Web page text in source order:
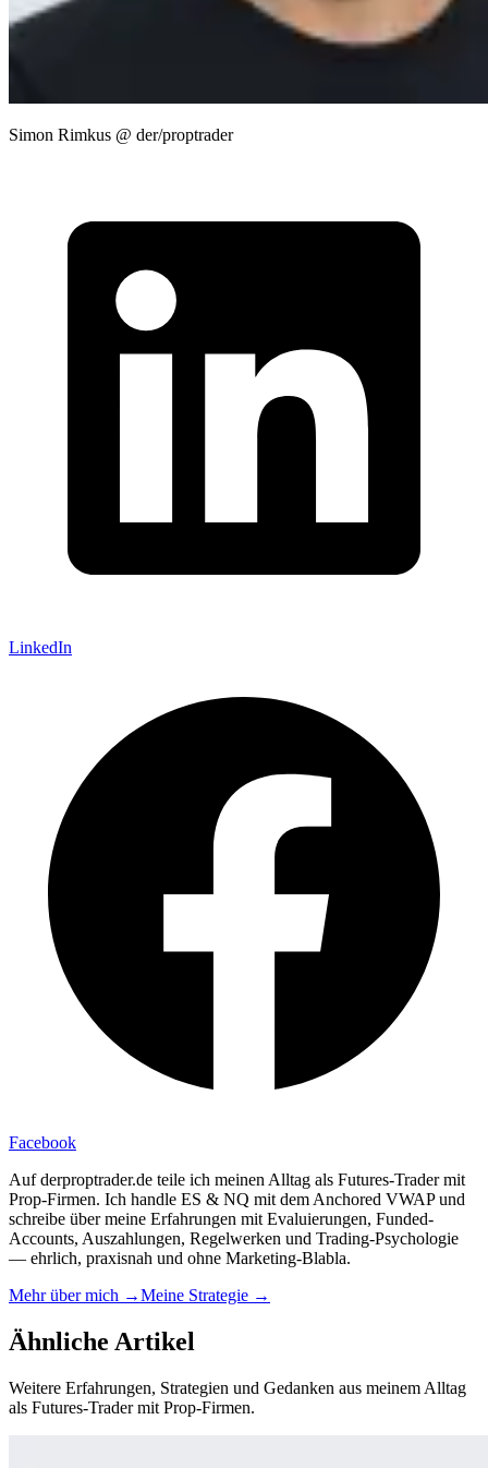
Simon Rimkus @ der/proptrader
LinkedIn
Facebook
Auf derproptrader.de teile ich meinen Alltag als Futures-Trader mit
Prop-Firmen. Ich handle ES & NQ mit dem Anchored VWAP und
schreibe über meine Erfahrungen mit Evaluierungen, Funded-
Accounts, Auszahlungen, Regelwerken und Trading-Psychologie
— ehrlich, praxisnah und ohne Marketing-Blabla.
Mehr über mich →Meine Strategie →
Ähnliche Artikel
Weitere Erfahrungen, Strategien und Gedanken aus meinem Alltag
als Futures-Trader mit Prop-Firmen.